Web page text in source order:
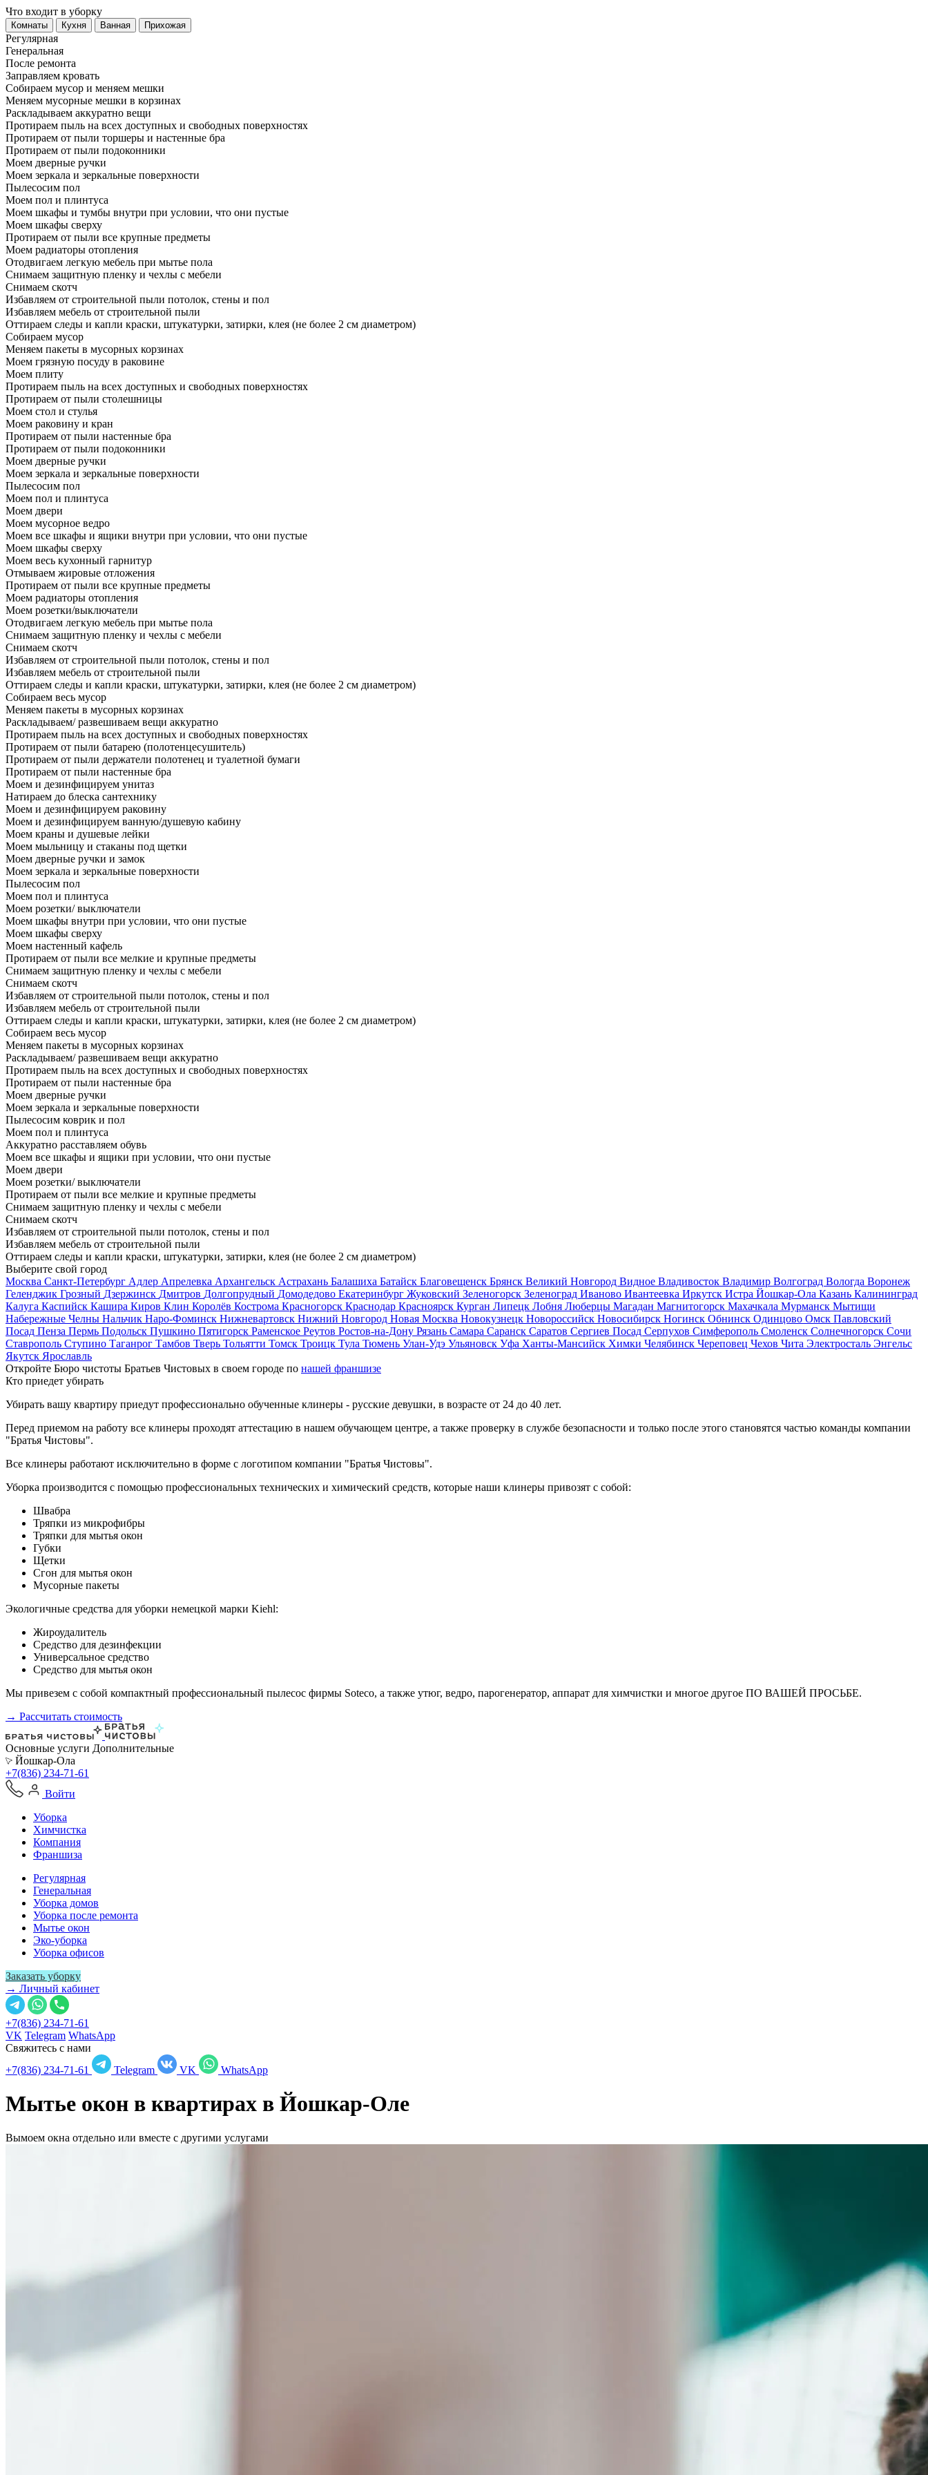
Что входит в уборку
Регу­лярная
Гене­ральная
После ремонта
Заправляем кровать
Собираем мусор и меняем мешки
Меняем мусорные мешки в корзинах
Раскладываем аккуратно вещи
Протираем пыль на всех доступных и свободных поверхностях
Протираем от пыли торшеры и настенные бра
Протираем от пыли подоконники
Моем дверные ручки
Моем зеркала и зеркальные поверхности
Пылесосим пол
Моем пол и плинтуса
Моем шкафы и тумбы внутри при условии, что они пустые
Моем шкафы сверху
Протираем от пыли все крупные предметы
Моем радиаторы отопления
Отодвигаем легкую мебель при мытье пола
Снимаем защитную пленку и чехлы с мебели
Снимаем скотч
Избавляем от строительной пыли потолок, стены и пол
Избавляем мебель от строительной пыли
Оттираем следы и капли краски, штукатурки, затирки, клея (не более 2 см диаметром)
Собираем мусор
Меняем пакеты в мусорных корзинах
Моем грязную посуду в раковине
Моем плиту
Протираем пыль на всех доступных и свободных поверхностях
Протираем от пыли столешницы
Моем стол и стулья
Моем раковину и кран
Протираем от пыли настенные бра
Протираем от пыли подоконники
Моем дверные ручки
Моем зеркала и зеркальные поверхности
Пылесосим пол
Моем пол и плинтуса
Моем двери
Моем мусорное ведро
Моем все шкафы и ящики внутри при условии, что они пустые
Моем шкафы сверху
Моем весь кухонный гарнитур
Отмываем жировые отложения
Протираем от пыли все крупные предметы
Моем радиаторы отопления
Моем розетки/выключатели
Отодвигаем легкую мебель при мытье пола
Снимаем защитную пленку и чехлы с мебели
Снимаем скотч
Избавляем от строительной пыли потолок, стены и пол
Избавляем мебель от строительной пыли
Оттираем следы и капли краски, штукатурки, затирки, клея (не более 2 см диаметром)
Собираем весь мусор
Меняем пакеты в мусорных корзинах
Раскладываем/ развешиваем вещи аккуратно
Протираем пыль на всех доступных и свободных поверхностях
Протираем от пыли батарею (полотенцесушитель)
Протираем от пыли держатели полотенец и туалетной бумаги
Протираем от пыли настенные бра
Моем и дезинфицируем унитаз
Натираем до блеска сантехнику
Моем и дезинфицируем раковину
Моем и дезинфицируем ванную/душевую кабину
Моем краны и душевые лейки
Моем мыльницу и стаканы под щетки
Моем дверные ручки и замок
Моем зеркала и зеркальные поверхности
Пылесосим пол
Моем пол и плинтуса
Моем розетки/ выключатели
Моем шкафы внутри при условии, что они пустые
Моем шкафы сверху
Моем настенный кафель
Протираем от пыли все мелкие и крупные предметы
Снимаем защитную пленку и чехлы с мебели
Снимаем скотч
Избавляем от строительной пыли потолок, стены и пол
Избавляем мебель от строительной пыли
Оттираем следы и капли краски, штукатурки, затирки, клея (не более 2 см диаметром)
Собираем весь мусор
Меняем пакеты в мусорных корзинах
Раскладываем/ развешиваем вещи аккуратно
Протираем пыль на всех доступных и свободных поверхностях
Протираем от пыли настенные бра
Моем дверные ручки
Моем зеркала и зеркальные поверхности
Пылесосим коврик и пол
Моем пол и плинтуса
Аккуратно расставляем обувь
Моем все шкафы и ящики при условии, что они пустые
Моем двери
Моем розетки/ выключатели
Протираем от пыли все мелкие и крупные предметы
Снимаем защитную пленку и чехлы с мебели
Снимаем скотч
Избавляем от строительной пыли потолок, стены и пол
Избавляем мебель от строительной пыли
Оттираем следы и капли краски, штукатурки, затирки, клея (не более 2 см диаметром)
Выберите свой город
Москва Санкт-Петербург Адлер Апрелевка Архангельск Астрахань Балашиха Батайск Благовещенск Брянск Великий Новгород Видное Владивосток Владимир Волгоград Вологда Воронеж
Геленджик Грозный Дзержинск Дмитров Долгопрудный Домодедово Екатеринбург Жуковский Зеленогорск Зеленоград Иваново Ивантеевка Иркутск Истра Йошкар-Ола Казань Калининград
Калуга Каспийск Кашира Киров Клин Королёв Кострома Красногорск Краснодар Красноярск Курган Липецк Лобня Люберцы Магадан Магнитогорск Махачкала Мурманск Мытищи
Набережные Челны Нальчик Наро-Фоминск Нижневартовск Нижний Новгород Новая Москва Новокузнецк Новороссийск Новосибирск Ногинск Обнинск Одинцово Омск Павловский
Посад Пенза Пермь Подольск Пушкино Пятигорск Раменское Реутов Ростов-на-Дону Рязань Самара Саранск Саратов Сергиев Посад Серпухов Симферополь Смоленск Солнечногорск Сочи
Ставрополь Ступино Таганрог Тамбов Тверь Тольятти Томск Троицк Тула Тюмень Улан-Удэ Ульяновск Уфа Ханты-Мансийск Химки Челябинск Череповец Чехов Чита Электросталь Энгельс
Якутск Ярославль
Откройте Бюро чистоты Братьев Чистовых в своем городе по нашей франшизе
Кто приедет убирать
Убирать вашу квартиру приедут профессионально обученные клинеры - русские девушки, в возрасте от 24 до 40 лет.
Перед приемом на работу все клинеры проходят аттестацию в нашем обучающем центре, а также проверку в службе безопасности и только после этого становятся частью команды компании
"Братья Чистовы".
Все клинеры работают исключительно в форме с логотипом компании "Братья Чистовы".
Уборка производится с помощью профессиональных технических и химический средств, которые наши клинеры привозят с собой:
Швабра
Тряпки из микрофибры
Тряпки для мытья окон
Губки
Щетки
Сгон для мытья окон
Мусорные пакеты
Экологичные средства для уборки немецкой марки Kiehl:
Жироудалитель
Средство для дезинфекции
Универсальное средство
Средство для мытья окон
Мы привезем с собой компактный профессиональный пылесос фирмы Soteco, а также утюг, ведро, парогенератор, аппарат для химчистки и многое другое ПО ВАШЕЙ ПРОСЬБЕ.
→ Рассчитать стоимость
Основные услуги Дополнительные
Йошкар-Ола
+7(836) 234-71-61
Войти
Уборка
Химчистка
Компания
Франшиза
Регулярная
Генеральная
Уборка домов
Уборка после ремонта
Мытье окон
Эко-уборка
Уборка офисов
Заказать уборку
→ Личный кабинет
+7(836) 234-71-61
VK Telegram WhatsApp
Свяжитесь с нами
+7(836) 234-71-61
Telegram VK WhatsApp
Мытье окон в квартирах в Йошкар-Оле
Вымоем окна отдельно или вместе с другими услугами